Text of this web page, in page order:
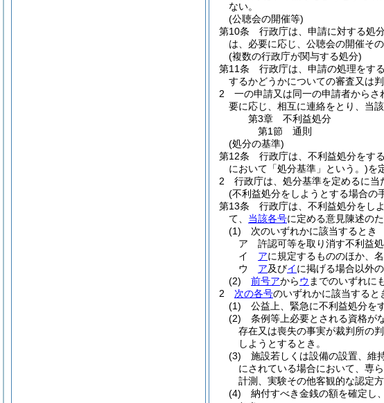
ない。
(公聴会の開催等)
第10条
行政庁は、申請に対する処
は、必要に応じ、公聴会の開催そ
(複数の行政庁が関与する処分)
第11条
行政庁は、申請の処理をす
するかどうかについての審査又は
2
一の申請又は同一の申請者から
要に応じ、相互に連絡をとり、当
第3章
不利益処分
第1節
通則
(処分の基準)
第12条
行政庁は、不利益処分をす
において「処分基準」という。)を
2
行政庁は、処分基準を定めるに当
(不利益処分をしようとする場合の
第13条
行政庁は、不利益処分をし
て、 当該各号に定める意見陳述の
(1)
次のいずれかに該当すると
ア
許認可等を取り消す不利益
イ
アに規定するもののほか、
ウ
ア及びイに掲げる場合以外
(2)
前号アからウ までのいずれに
2
次の各号のいずれかに該当すると
(1)
公益上、緊急に不利益処分を
(2)
条例等上必要とされる資格が
存在又は喪失の事実が裁判所の
しようとするとき。
(3)
施設若しくは設備の設置、維
にされている場合において、専
計測、実験その他客観的な認定
(4)
納付すべき金銭の額を確定し